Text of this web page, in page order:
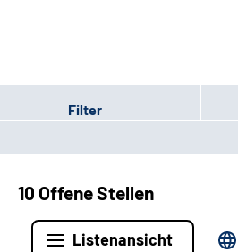
Filter
10 Offene Stellen
Listenansicht